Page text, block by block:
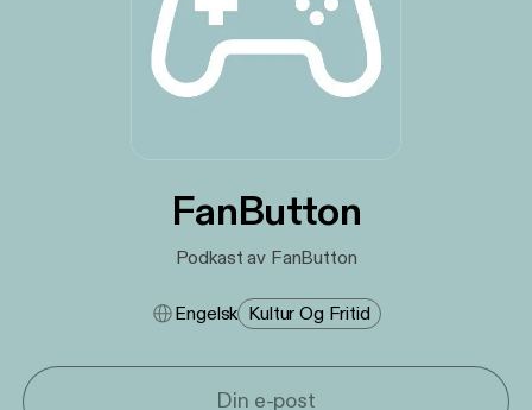
FanButton
Podkast av FanButton
Engelsk Kultur Og Fritid